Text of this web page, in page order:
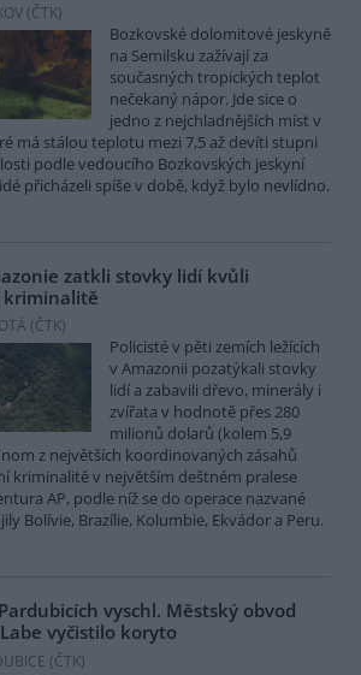
(ČTK)
Bozkovské dolomitové jeskyně
na Semilsku zažívají za
současných tropických teplot
nečekaný nápor. Jde sice o
jedno z nejchladnějších míst v
má stálou teplotu mezi 7,5 až devíti stupni
podle vedoucího Bozkovských jeskyní
přicházeli spíše v době, když bylo nevlídno.
zatkli stovky lidí kvůli
(ČTK)
Policisté v pěti zemích ležících
v Amazonii pozatýkali stovky
lidí a zabavili dřevo, minerály i
zvířata v hodnotě přes 280
milionů dolarů (kolem 5,9
z největších koordinovaných zásahů
kriminalitě v největším deštném pralese
AP, podle níž se do operace nazvané
Bolívie, Brazílie, Kolumbie, Ekvádor a Peru.
vyschl. Městský obvod
vyčistilo koryto
(ČTK)